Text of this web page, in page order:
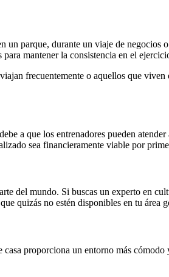
un parque, durante un viaje de
mantener la consistencia en el
frecuentemente o aquellos que viven
a que los entrenadores pueden
sea financieramente viable por
del mundo. Si buscas un experto en
quizás no estén disponibles en tu área
proporciona un entorno más